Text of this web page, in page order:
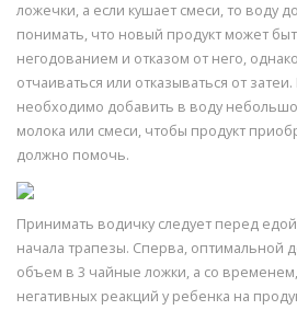
ложечки, а если кушает смеси, то воду
понимать, что новый продукт может
негодованием и отказом от него,
отчаиваться или отказываться от затеи.
необходимо добавить в воду
молока или смеси, чтобы продукт
должно помочь.
Принимать водичку следует перед
начала трапезы. Сперва, оптимальной
объем в 3 чайные ложки, а со временем,
негативных реакций у ребенка на